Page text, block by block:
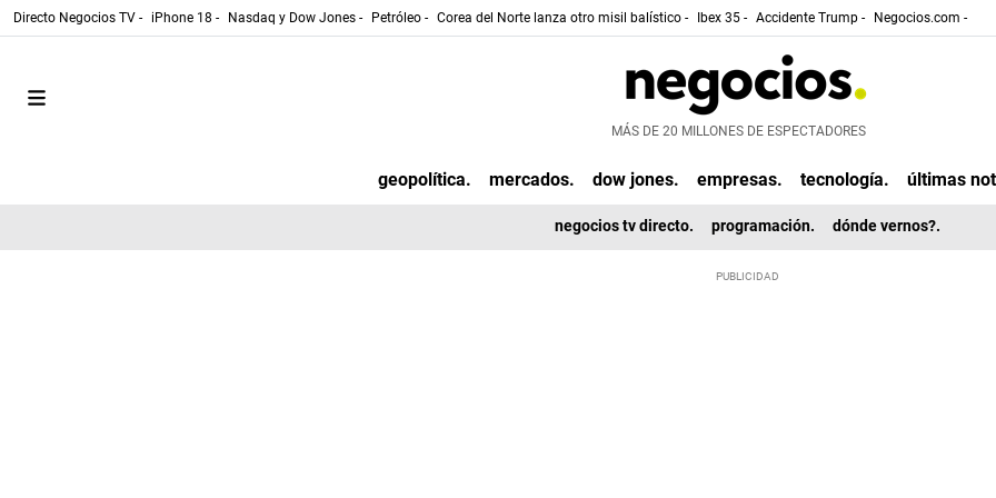
Directo Negocios TV - iPhone 18 - Nasdaq y Dow Jones - Petróleo - Corea del Norte lanza otro misil balístico - Ibex 35 - Accidente Trump - Negocios.com -
MÁS DE 20 MILLONES DE ESPECTADORES
geopolítica. mercados. dow jones. empresas. tecnología. últimas
negocios tv directo. programación. dónde vernos?.